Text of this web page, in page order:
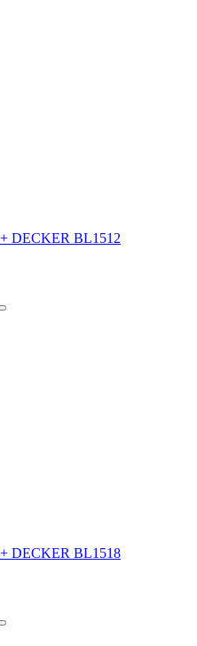
DECKER BL1512
DECKER BL1518